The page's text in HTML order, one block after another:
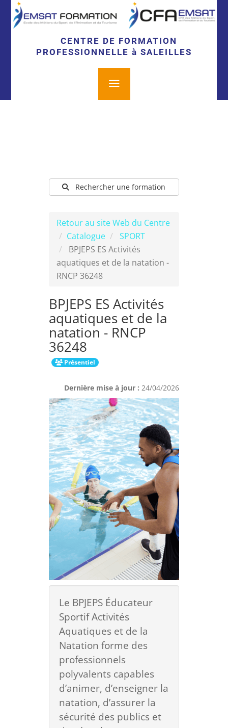
CENTRE DE FORMATION
PROFESSIONNELLE à SALEILLES
a
Rechercher une formation
Retour au site Web du Centre
Catalogue
SPORT
BPJEPS ES Activités
aquatiques et de la natation -
RNCP 36248
BPJEPS ES Activités
aquatiques et de la
natation - RNCP
36248
Présentiel
Dernière mise à jour : 24/04/2026
Le BPJEPS Éducateur
Sportif Activités
Aquatiques et de la
Natation forme des
professionnels
polyvalents capables
d’animer, d’enseigner la
natation, d’assurer la
sécurité des publics et